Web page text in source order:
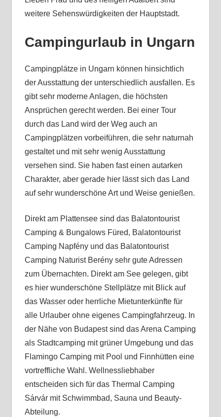
weitere Sehenswürdigkeiten der Hauptstadt.
Campingurlaub in Ungarn
Campingplätze in Ungarn können hinsichtlich
der Ausstattung der unterschiedlich ausfallen. Es
gibt sehr moderne Anlagen, die höchsten
Ansprüchen gerecht werden. Bei einer Tour
durch das Land wird der Weg auch an
Campingplätzen vorbeiführen, die sehr naturnah
gestaltet und mit sehr wenig Ausstattung
versehen sind. Sie haben fast einen autarken
Charakter, aber gerade hier lässt sich das Land
auf sehr wunderschöne Art und Weise genießen.
Direkt am Plattensee sind das Balatontourist
Camping & Bungalows Füred, Balatontourist
Camping Napfény und das Balatontourist
Camping Naturist Berény sehr gute Adressen
zum Übernachten. Direkt am See gelegen, gibt
es hier wunderschöne Stellplätze mit Blick auf
das Wasser oder herrliche Mietunterkünfte für
alle Urlauber ohne eigenes Campingfahrzeug. In
der Nähe von Budapest sind das Arena Camping
als Stadtcamping mit grüner Umgebung und das
Flamingo Camping mit Pool und Finnhütten eine
vortreffliche Wahl. Wellnessliebhaber
entscheiden sich für das Thermal Camping
Sárvár mit Schwimmbad, Sauna und Beauty-
Abteilung.